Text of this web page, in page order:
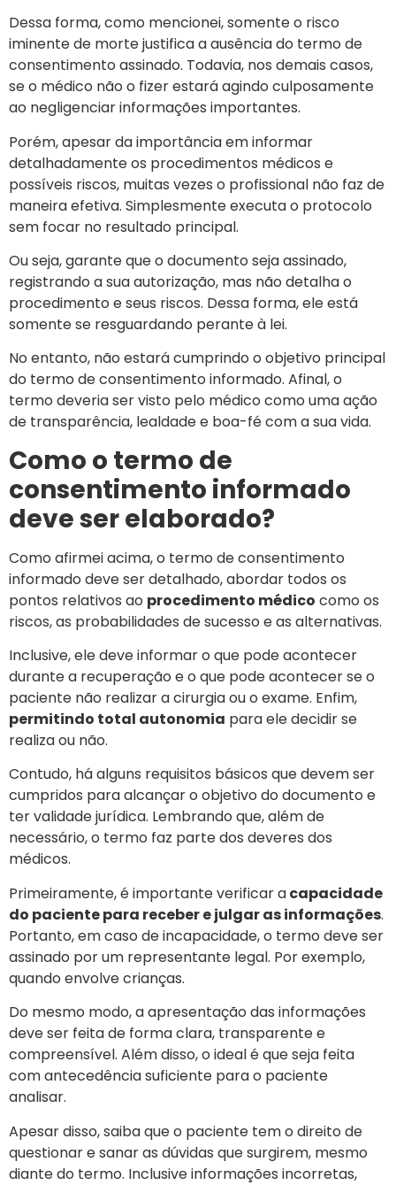
Dessa forma, como mencionei, somente o risco
iminente de morte justifica a ausência do termo de
consentimento assinado. Todavia, nos demais casos,
se o médico não o fizer estará agindo culposamente
ao negligenciar informações importantes.
Porém, apesar da importância em informar
detalhadamente os procedimentos médicos e
possíveis riscos, muitas vezes o profissional não faz de
maneira efetiva. Simplesmente executa o protocolo
sem focar no resultado principal.
Ou seja, garante que o documento seja assinado,
registrando a sua autorização, mas não detalha o
procedimento e seus riscos. Dessa forma, ele está
somente se resguardando perante à lei.
No entanto, não estará cumprindo o objetivo principal
do termo de consentimento informado. Afinal, o
termo deveria ser visto pelo médico como uma ação
de transparência, lealdade e boa-fé com a sua vida.
Como o termo de
consentimento informado
deve ser elaborado?
Como afirmei acima, o termo de consentimento
informado deve ser detalhado, abordar todos os
pontos relativos ao procedimento médico como os
riscos, as probabilidades de sucesso e as alternativas.
Inclusive, ele deve informar o que pode acontecer
durante a recuperação e o que pode acontecer se o
paciente não realizar a cirurgia ou o exame. Enfim,
permitindo total autonomia para ele decidir se
realiza ou não.
Contudo, há alguns requisitos básicos que devem ser
cumpridos para alcançar o objetivo do documento e
ter validade jurídica. Lembrando que, além de
necessário, o termo faz parte dos deveres dos
médicos.
Primeiramente, é importante verificar acapacidade
do paciente para receber e julgar as informações.
Portanto, em caso de incapacidade, o termo deve ser
assinado por um representante legal. Por exemplo,
quando envolve crianças.
Do mesmo modo, a apresentação das informações
deve ser feita de forma clara, transparente e
compreensível. Além disso, o ideal é que seja feita
com antecedência suficiente para o paciente
analisar.
Apesar disso, saiba que o paciente tem o direito de
questionar e sanar as dúvidas que surgirem, mesmo
diante do termo. Inclusive informações incorretas,